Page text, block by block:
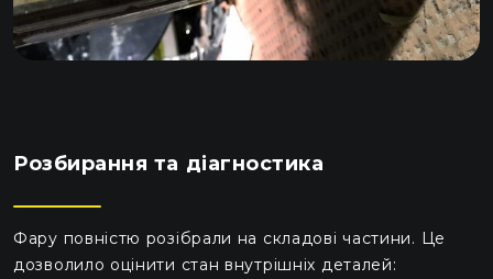
Розбирання та діагностика
Фару повністю розібрали на складові частини. Це
дозволило оцінити стан внутрішніх деталей: